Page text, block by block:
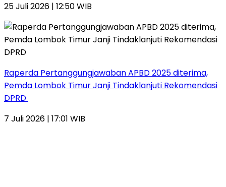
25 Juli 2026 | 12:50 WIB
Raperda Pertanggungjawaban APBD 2025 diterima,
Pemda Lombok Timur Janji Tindaklanjuti Rekomendasi
DPRD
7 Juli 2026 | 17:01 WIB